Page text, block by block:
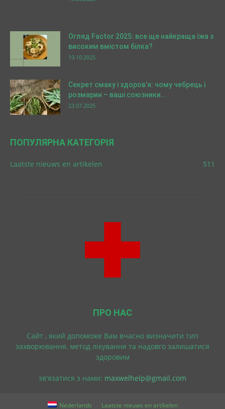
Огляд Factor 2025: все ще найкраща їжа з
високим вмістом білка?
19.10.2025
Секрет смаку і здоров’я: чому чебрець і
розмарин – ваші союзники...
23.07.2025
ПОПУЛЯРНА КАТЕГОРІЯ
Laatste nieuws en artikelen 511
ПРО НАС
Cайт , який допоможе Вам вчасно визначити тип
захворювання, метод лікування та надовго залишатися
здоровим
зв'язатися з нами: maxwelhelp@gmail.com
Nederlands Laatste nieuws en artikelen